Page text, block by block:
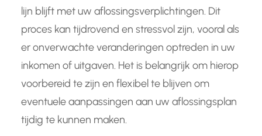
lijn blijft met uw aflossingsverplichtingen. Dit
proces kan tijdrovend en stressvol zijn, vooral als
er onverwachte veranderingen optreden in uw
inkomen of uitgaven. Het is belangrijk om hierop
voorbereid te zijn en flexibel te blijven om
eventuele aanpassingen aan uw aflossingsplan
tijdig te kunnen maken.